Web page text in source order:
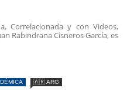
Correlacionada y con Videos,
Rabindrana Cisneros García, es
🇦🇷 ARG